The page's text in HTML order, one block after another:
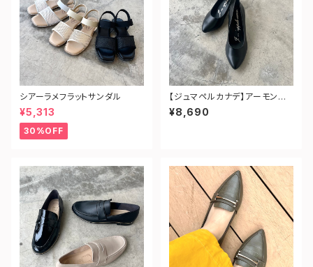
シアーラメフラットサンダル
¥5,313
30%OFF
【ジュマペルカナデ】アーモンドト
ゥフォーマルパンプス
¥8,690